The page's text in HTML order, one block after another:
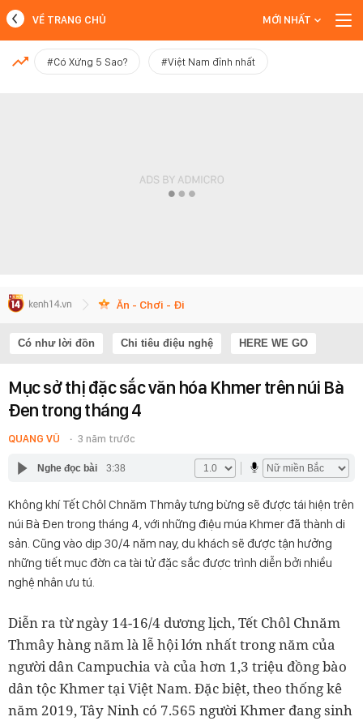
MỚI NHẤT
VỀ TRANG CHỦ MỚI NHẤT
#Có Xứng 5 Sao? #Việt Nam đỉnh nhất
Ăn - Chơi - Đi
Có như lời đồn Chi tiêu điệu nghệ HERE WE GO
Mục sở thị đặc sắc văn hóa Khmer trên núi Bà
Đen trong tháng 4
QUANG VŨ 3 năm trước
Nghe đọc bài 3:38
Không khí Tết Chôl Chnăm Thmây tưng bừng sẽ được tái hiện trên
núi Bà Đen trong tháng 4, với những điệu múa Khmer đã thành di
sản. Cũng vào dịp 30/4 năm nay, du khách sẽ được tận hưởng
những tiết mục đờn ca tài tử đặc sắc được trình diễn bởi nhiều
nghệ nhân ưu tú.
Diễn ra từ ngày 14-16/4 dương lịch, Tết Chôl Chnăm
Thmây hàng năm là lễ hội lớn nhất trong năm của
người dân Campuchia và của hơn 1,3 triệu đồng bào
dân tộc Khmer tại Việt Nam. Đặc biệt, theo thống kê
năm 2019, Tây Ninh có 7.565 người Khmer đang sinh